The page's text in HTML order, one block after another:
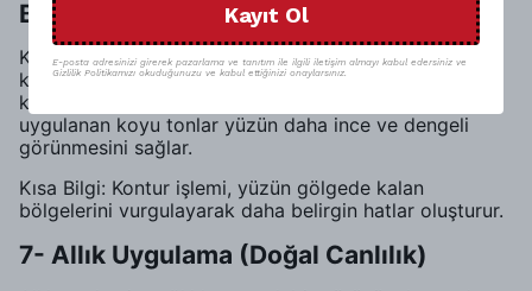
Belirginleştirme)
Kontur, yüz hatlarını şekillendirmek ve derinlik
kazandırmak için kullanılan bir tekniktir. Elmacık
kemiklerinin altı, burun kenarları ve çene hattına
uygulanan koyu tonlar yüzün daha ince ve dengeli
görünmesini sağlar.
Kısa Bilgi: Kontur işlemi, yüzün gölgede kalan
bölgelerini vurgulayarak daha belirgin hatlar oluşturur.
7- Allık Uygulama (Doğal Canlılık)
Kayıt Ol
E-posta adresinizi girerek pazarlama ve tanıtım ile ilgili iletişim almayı kabul edersiniz ve
Gizlilik Politikamızı okuduğunuzu ve kabul ettiğinizi onaylarsınız.